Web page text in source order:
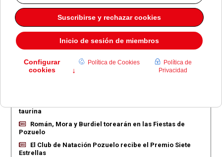
EN PORTADA
Pozuelo aprueba las 775 viviendas de Huerta Grande
taurina
Román, Mora y Burdiel torearán en las Fiestas de
Pozuelo
El Club de Natación Pozuelo recibe el Premio Siete
Estrellas